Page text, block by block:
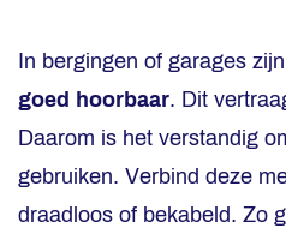
In bergingen of garages zijn
goed hoorbaar. Dit
Daarom is het verstandig
gebruiken. Verbind deze
draadloos of bekabeld. Zo